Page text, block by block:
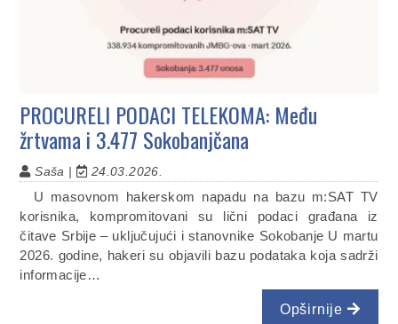
PROCURELI PODACI TELEKOMA: Među
žrtvama i 3.477 Sokobanjčana
Saša | 24.03.2026.
U masovnom hakerskom napadu na bazu m:SAT TV
korisnika, kompromitovani su lični podaci građana iz
čitave Srbije – uključujući i stanovnike Sokobanje U martu
2026. godine, hakeri su objavili bazu podataka koja sadrži
informacije…
Opširnije